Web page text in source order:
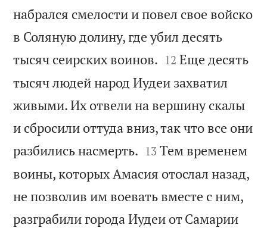
набрался смелости и повел свое войско
в Соляную долину, где убил десять
тысяч сеирских воинов. 

12 Еще десять
тысяч людей народ Иудеи захватил
живыми. Их отвели на вершину скалы
и сбросили оттуда вниз, так что все они
разбились насмерть. 

13 Тем временем
воины, которых Амасия отослал назад,
не позволив им воевать вместе с ним,
разграбили города Иудеи от Самарии